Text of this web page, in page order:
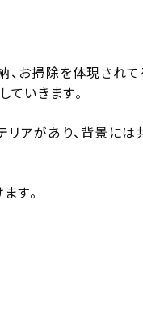
、お掃除を体現され
いきます。
リアがあり、背景に
す。